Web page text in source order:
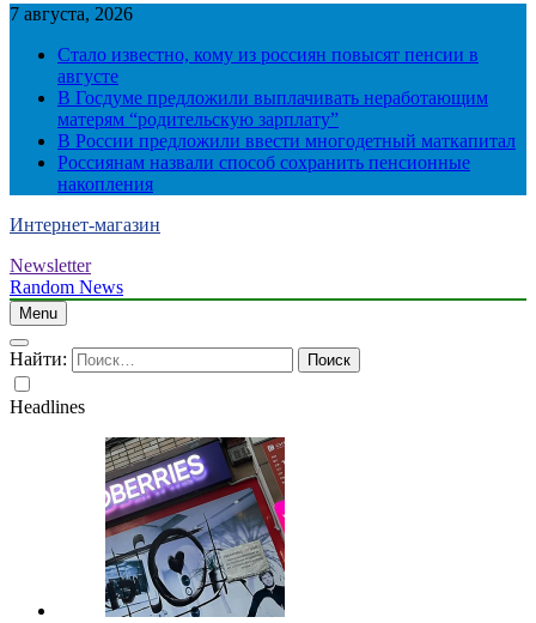
7 августа, 2026
Стало известно, кому из россиян повысят пенсии в
августе
В Госдуме предложили выплачивать неработающим
матерям “родительскую зарплату”
В России предложили ввести многодетный маткапитал
Россиянам назвали способ сохранить пенсионные
накопления
Интернет-магазин
Newsletter
Random News
Menu
Найти:
Headlines